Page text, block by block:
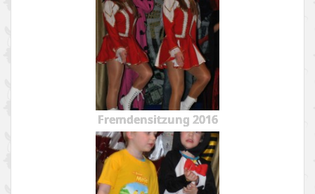
Fremdensitzung 2016